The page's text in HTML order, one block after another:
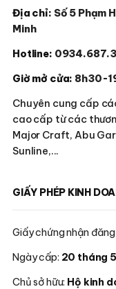
Địa chỉ: Số 5 Phạm
Minh
Hotline:
Giờ mở cửa: 8h30-
Chuyên cung cấp
cao cấp từ các
Major Craft, Abu
Sunline,...
GIẤY PHÉP KINH
Giấy chứng nhận
Ngày cấp: 20 tháng
Chủ sở hữu: Hộ kinh